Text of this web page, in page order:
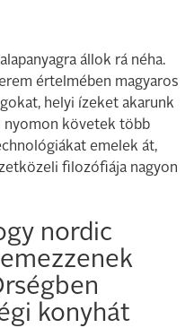
állok rá néha.
értelmében magyaros
helyi ízeket akarunk
nyomon követek több
emelek át,
filozófiája nagyon
nordic
konyhát